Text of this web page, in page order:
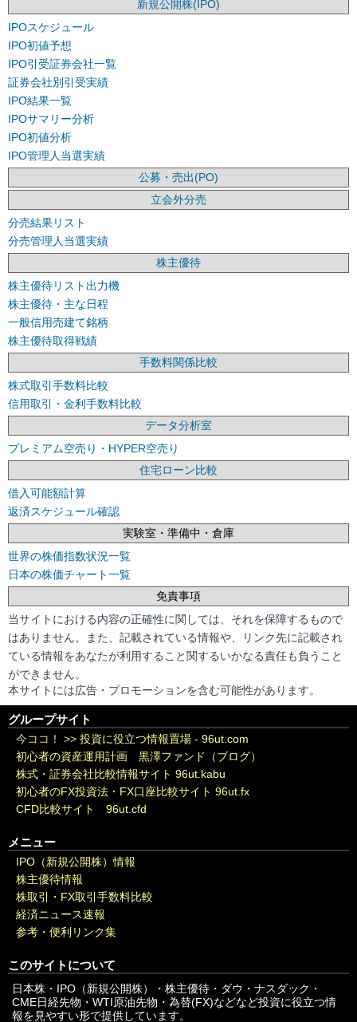
新規公開株(IPO)
IPOスケジュール
IPO初値予想
IPO引受証券会社一覧
証券会社別引受実績
IPO結果一覧
IPOサマリー分析
IPO初値分析
IPO管理人当選実績
公募・売出(PO)
立会外分売
分売結果リスト
分売管理人当選実績
株主優待
株主優待リスト出力機
株主優待・主な日程
一般信用売建て銘柄
株主優待取得戦績
手数料関係比較
株式取引手数料比較
信用取引・金利手数料比較
データ分析室
プレミアム空売り・HYPER空売り
住宅ローン比較
借入可能額計算
返済スケジュール確認
実験室・準備中・倉庫
世界の株価指数状況一覧
日本の株価チャート一覧
免責事項
当サイトにおける内容の正確性に関しては、それを保障するもので
はありません。また、記載されている情報や、リンク先に記載され
ている情報をあなたが利用すること関するいかなる責任も負うこと
ができません。
本サイトには広告・プロモーションを含む可能性があります。
グループサイト
今ココ！ >> 投資に役立つ情報置場 - 96ut.com
初心者の資産運用計画 黒澤ファンド（ブログ）
株式・証券会社比較情報サイト 96ut.kabu
初心者のFX投資法・FX口座比較サイト 96ut.fx
CFD比較サイト 96ut.cfd
メニュー
IPO（新規公開株）情報
株主優待情報
株取引・FX取引手数料比較
経済ニュース速報
参考・便利リンク集
このサイトについて
日本株・IPO（新規公開株）・株主優待・ダウ・ナスダック・
CME日経先物・WTI原油先物・為替(FX)などなど投資に役立つ情
報を見やすい形で提供しています。